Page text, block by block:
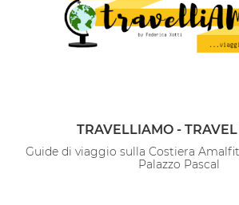
TRAVELLIAMO -
Guide di viaggio sulla Costiera
Palazzo Pascal